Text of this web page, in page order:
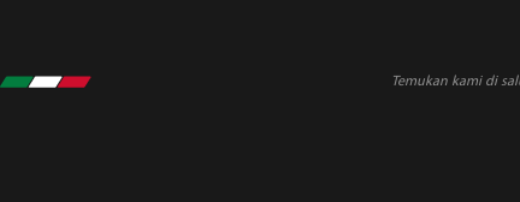
Temukan kami di